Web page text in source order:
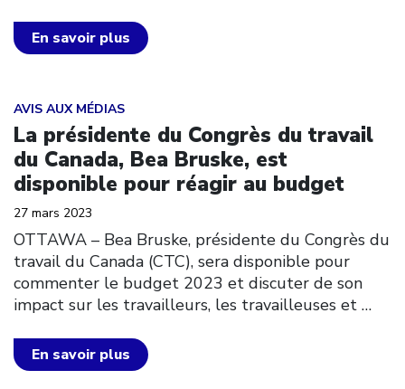
En savoir plus
AVIS AUX MÉDIAS
La présidente du Congrès du travail
du Canada, Bea Bruske, est
disponible pour réagir au budget
27 mars 2023
OTTAWA – Bea Bruske, présidente du Congrès du
travail du Canada (CTC), sera disponible pour
commenter le budget 2023 et discuter de son
impact sur les travailleurs, les travailleuses et …
En savoir plus
Click to open the link